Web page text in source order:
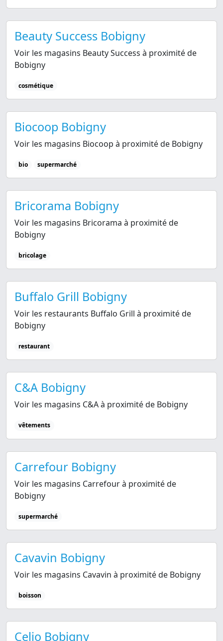
Beauty Success Bobigny
Voir les magasins Beauty Success à proximité de
Bobigny
cosmétique
Biocoop Bobigny
Voir les magasins Biocoop à proximité de Bobigny
bio supermarché
Bricorama Bobigny
Voir les magasins Bricorama à proximité de
Bobigny
bricolage
Buffalo Grill Bobigny
Voir les restaurants Buffalo Grill à proximité de
Bobigny
restaurant
C&A Bobigny
Voir les magasins C&A à proximité de Bobigny
vêtements
Carrefour Bobigny
Voir les magasins Carrefour à proximité de
Bobigny
supermarché
Cavavin Bobigny
Voir les magasins Cavavin à proximité de Bobigny
boisson
Celio Bobigny